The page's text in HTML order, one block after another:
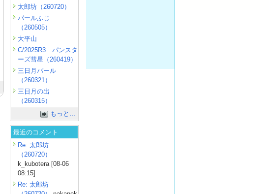
太郎坊（260720）
パールふじ
（260505）
大平山
C/2025R3 パンスタ
ーズ彗星（260419）
三日月パール
（260321）
三日月の出
（260315）
もっと...
最近のコメント
Re: 太郎坊
（260720）
k_kubotera [08-06
08:15]
Re: 太郎坊